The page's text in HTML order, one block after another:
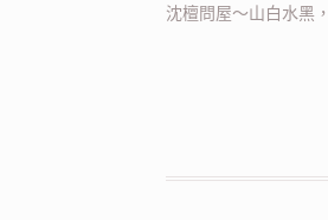
沈檀問屋～山白水